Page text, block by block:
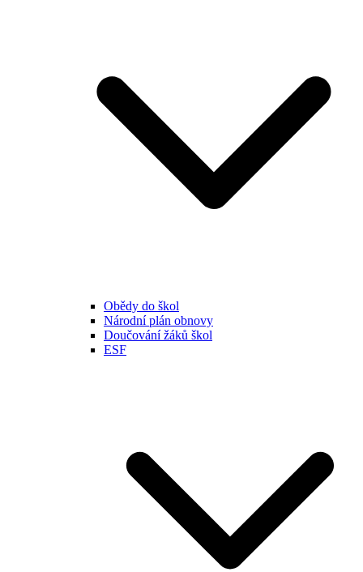
Obědy do škol
Národní plán obnovy
Doučování žáků škol
ESF